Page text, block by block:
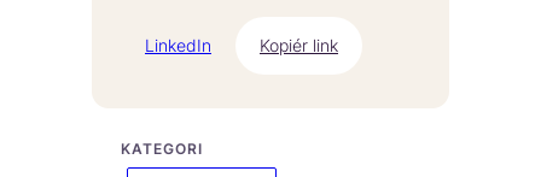
LinkedIn Kopiér link
KATEGORI